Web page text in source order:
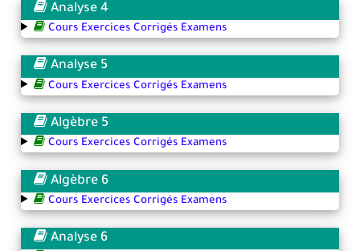
Analyse 4
Cours Exercices Corrigés Examens
Analyse 5
Cours Exercices Corrigés Examens
Algèbre 5
Cours Exercices Corrigés Examens
Algèbre 6
Cours Exercices Corrigés Examens
Analyse 6